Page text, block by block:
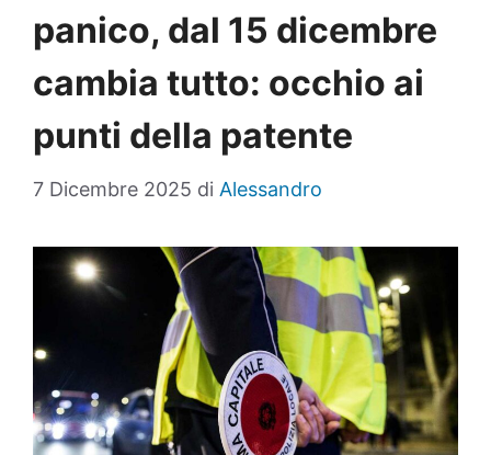
panico, dal 15 dicembre
cambia tutto: occhio ai
punti della patente
7 Dicembre 2025 di Alessandro